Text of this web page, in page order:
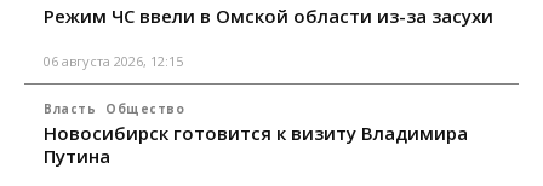
Режим ЧС ввели в Омской области из-за засухи
06 августа 2026, 12:15
Власть Общество
Новосибирск готовится к визиту Владимира
Путина